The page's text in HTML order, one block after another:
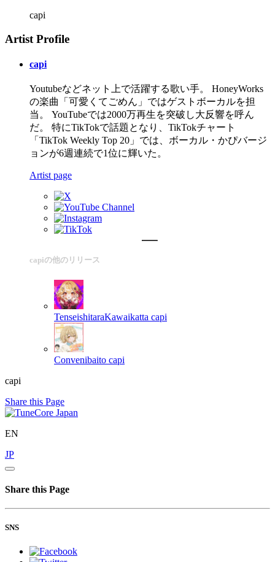
capi
Artist Profile
capi
Youtubeなどネット上で活躍する歌い手。 HoneyWorks
の楽曲「可愛くてごめん」ではゲストボーカルを担
当。 YouTubeでは2000万再生を突破し大反響を呼ん
だ。 特にTikTokで話題となり、TikTokチャート
「TikTok Weekly Top 20」では、ボーカル・かぴバージ
ョンが6週連続で1位に輝いた。
Artist page
capiの他のリリース
TenseishitaraKawaikatta capi
Convenibaito capi
capi
Share this Page
EN
JP
Share this Page
SNS